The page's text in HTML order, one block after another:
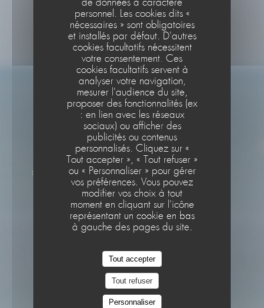
de données à caractère
personnel. Les cookies dits «
nécessaires » sont obligatoires
et installés par défaut. D'autres
cookies facultatifs nécessitent
votre consentement. Ces
cookies facultatifs servent à
analyser votre navigation,
mesurer l'audience du site,
proposer des fonctionnalités (ex
: en lien avec les réseaux
sociaux) ou afficher des
publicités ou contenus
personnalisés. Cliquez sur «
Tout accepter », « Tout refuser »
ou « Personnaliser » pour gérer
vos préférences. Vous pouvez
modifier vos choix à tout
moment en cliquant sur l'icône
représentant un cookie en bas
à gauche des pages du site.
Tout accepter
Tout refuser
Personnaliser
Le Café de la Plage
CUISINE DE MARCHÉ
3 BIS RUE DE PLAGE
22410 SAINT-QUAY-PORTRIEUX
Le Café de la Plage